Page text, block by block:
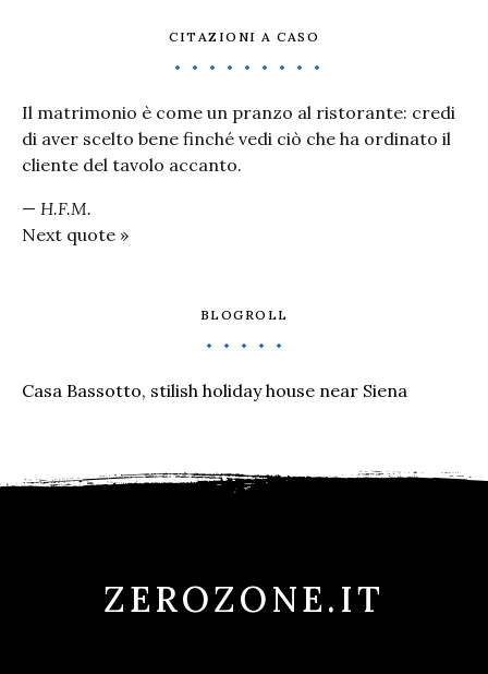
CITAZIONI A CASO
Il matrimonio è come un pranzo al ristorante: credi
di aver scelto bene finché vedi ciò che ha ordinato il
cliente del tavolo accanto.
— H.F.M.
Next quote »
BLOGROLL
Casa Bassotto, stilish holiday house near Siena
ZEROZONE.IT